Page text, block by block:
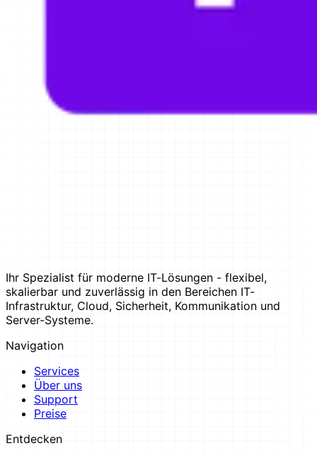
Ihr Spezialist für moderne IT-Lösungen - flexibel,
skalierbar und zuverlässig in den Bereichen IT-
Infrastruktur, Cloud, Sicherheit, Kommunikation und
Server-Systeme.
Navigation
Services
Über uns
Support
Preise
Entdecken